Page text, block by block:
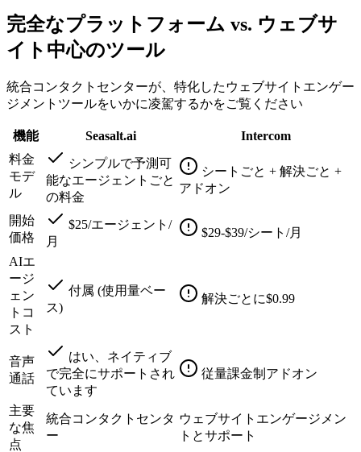
完全なプラットフォーム vs. ウェブサ
イト中心のツール
統合コンタクトセンターが、特化したウェブサイトエンゲー
ジメントツールをいかに凌駕するかをご覧ください
機能 Seasalt.ai
Intercom
料金
モデ
ル
シンプルで予測可
能なエージェントごと
の料金
シートごと + 解決ごと +
アドオン
開始
価格
$25/エージェント/
月
$29-$39/シート/月
AIエ
ージ
ェン
トコ
スト
付属 (使用量ベー
ス)
解決ごとに$0.99
音声
通話
はい、ネイティブ
で完全にサポートされ
ています
従量課金制アドオン
主要
な焦
点
統合コンタクトセンタ
ー
ウェブサイトエンゲージメン
トとサポート